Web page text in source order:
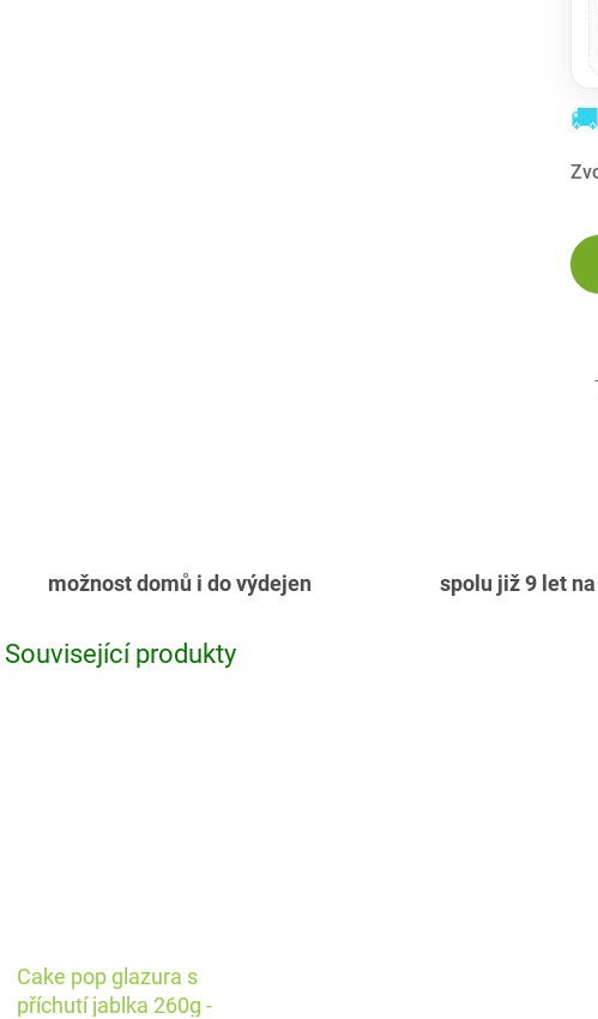
možnost domů i do výdejen spolu již 9 let
Související produkty
Cake pop glazura s
příchutí jablka 260g -